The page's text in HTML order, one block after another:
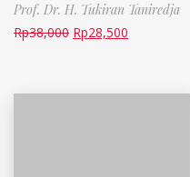
Prof. Dr. H. Tukiran Taniredja
Rp38,000 Rp28,500